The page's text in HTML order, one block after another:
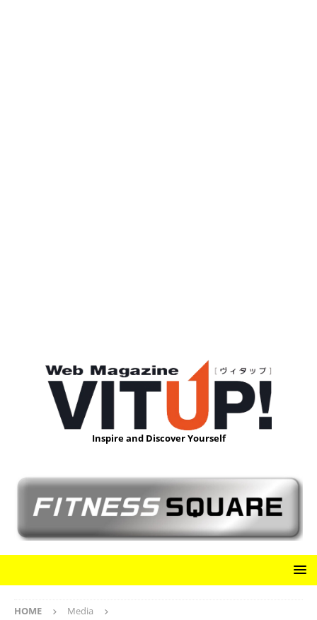
Inspire and Discover Yourself
HOME Media